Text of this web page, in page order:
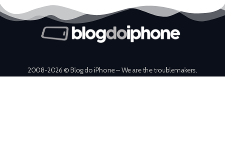
2008-2026 © Blog do iPhone – We are the troublemakers.